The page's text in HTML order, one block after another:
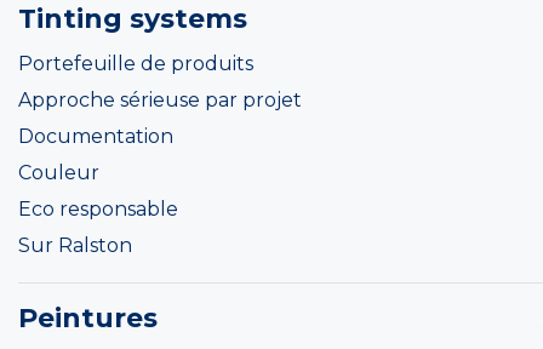
Tinting systems
Portefeuille de produits
Approche sérieuse par projet
Documentation
Couleur
Eco responsable
Sur Ralston
Peintures